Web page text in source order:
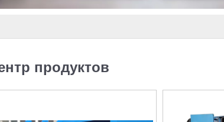
продуктов